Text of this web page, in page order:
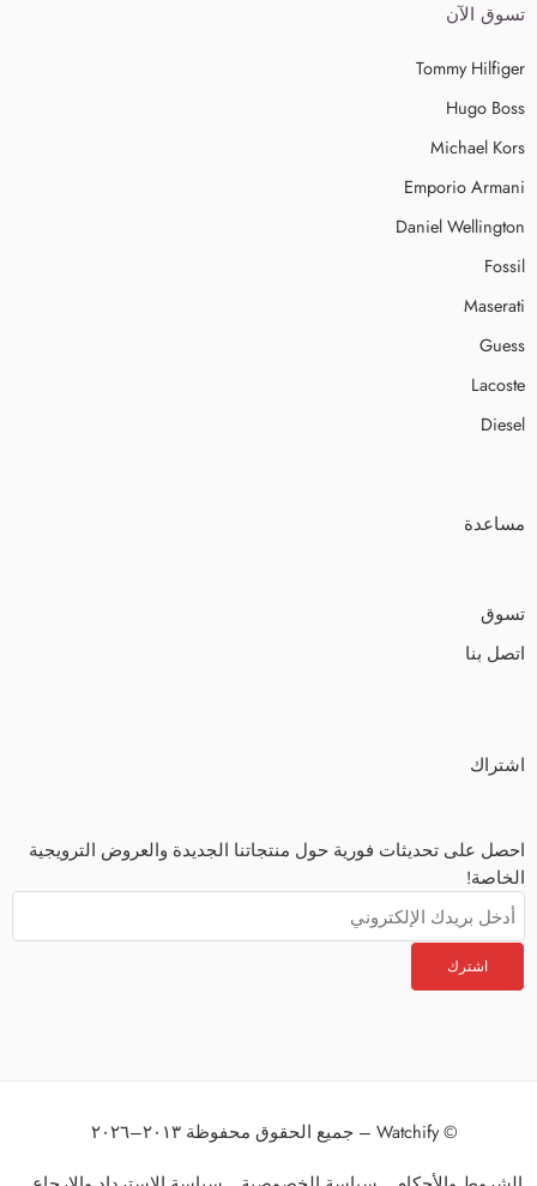
تسوق الآن
Tommy Hilfiger
Hugo Boss
Michael Kors
Emporio Armani
Daniel Wellington
Fossil
Maserati
Guess
Lacoste
Diesel
مساعدة
تسوق
اتصل بنا
اشتراك
احصل على تحديثات فورية حول منتجاتنا الجديدة والعروض الترويجية
الخاصة!
© Watchify – جميع الحقوق محفوظة ٢٠١٣–٢٠٢٦